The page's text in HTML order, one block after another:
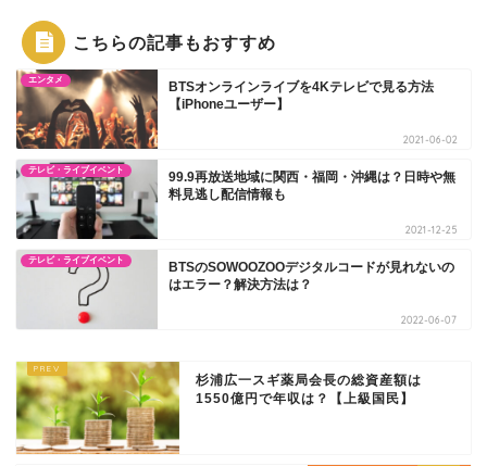
こちらの記事もおすすめ
エンタメ
BTSオンラインライブを4Kテレビで見る方法
【iPhoneユーザー】
2021-06-02
テレビ・ライブイベント
99.9再放送地域に関西・福岡・沖縄は？日時や無
料見逃し配信情報も
2021-12-25
テレビ・ライブイベント
BTSのSOWOOZOOデジタルコードが見れないの
はエラー？解決方法は？
2022-06-07
杉浦広一スギ薬局会長の総資産額は
1550億円で年収は？【上級国民】